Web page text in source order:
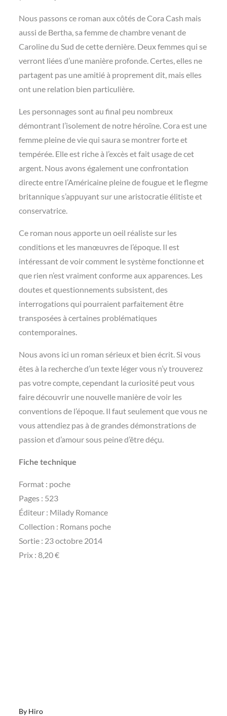
Nous passons ce roman aux côtés de Cora Cash mais
aussi de Bertha, sa femme de chambre venant de
Caroline du Sud de cette dernière. Deux femmes qui se
verront liées d’une manière profonde. Certes, elles ne
partagent pas une amitié à proprement dit, mais elles
ont une relation bien particulière.
Les personnages sont au final peu nombreux
démontrant l’isolement de notre héroïne. Cora est une
femme pleine de vie qui saura se montrer forte et
tempérée. Elle est riche à l’excès et fait usage de cet
argent. Nous avons également une confrontation
directe entre l’Américaine pleine de fougue et le flegme
britannique s’appuyant sur une aristocratie élitiste et
conservatrice.
Ce roman nous apporte un oeil réaliste sur les
conditions et les manœuvres de l’époque. Il est
intéressant de voir comment le système fonctionne et
que rien n’est vraiment conforme aux apparences. Les
doutes et questionnements subsistent, des
interrogations qui pourraient parfaitement être
transposées à certaines problématiques
contemporaines.
Nous avons ici un roman sérieux et bien écrit. Si vous
êtes à la recherche d’un texte léger vous n’y trouverez
pas votre compte, cependant la curiosité peut vous
faire découvrir une nouvelle manière de voir les
conventions de l’époque. Il faut seulement que vous ne
vous attendiez pas à de grandes démonstrations de
passion et d’amour sous peine d’être déçu.
Fiche technique
Format : poche
Pages : 523
Éditeur : Milady Romance
Collection : Romans poche
Sortie : 23 octobre 2014
Prix : 8,20 €
By Hiro